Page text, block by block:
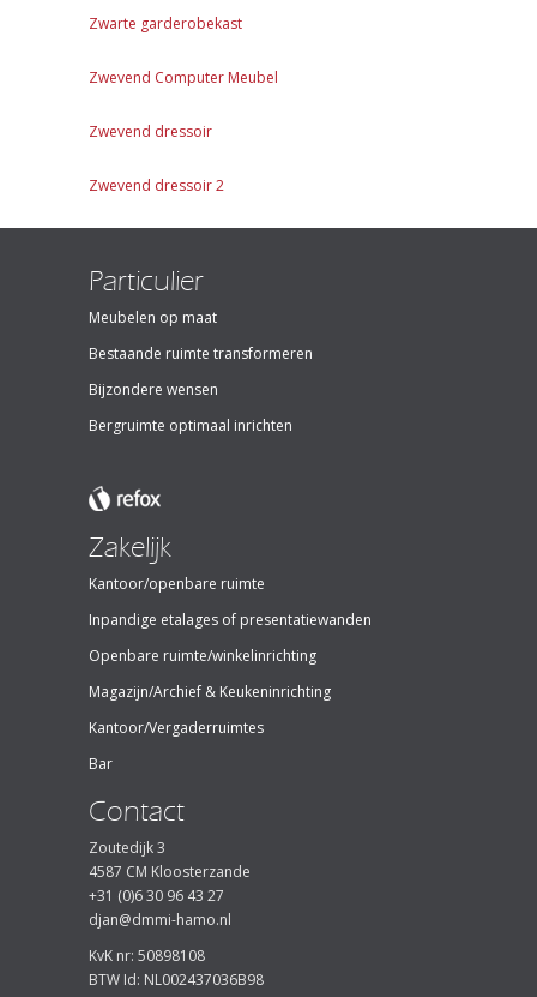
Zwarte garderobekast
Zwevend Computer Meubel
Zwevend dressoir
Zwevend dressoir 2
Particulier
Meubelen op maat
Bestaande ruimte transformeren
Bijzondere wensen
Bergruimte optimaal inrichten
Zakelijk
Kantoor/openbare ruimte
Inpandige etalages of presentatiewanden
Openbare ruimte/winkelinrichting
Magazijn/Archief & Keukeninrichting
Kantoor/Vergaderruimtes
Bar
Contact
Zoutedijk 3
4587 CM Kloosterzande
+31 (0)6 30 96 43 27
djan@dmmi-hamo.nl
KvK nr: 50898108
BTW Id: NL002437036B98